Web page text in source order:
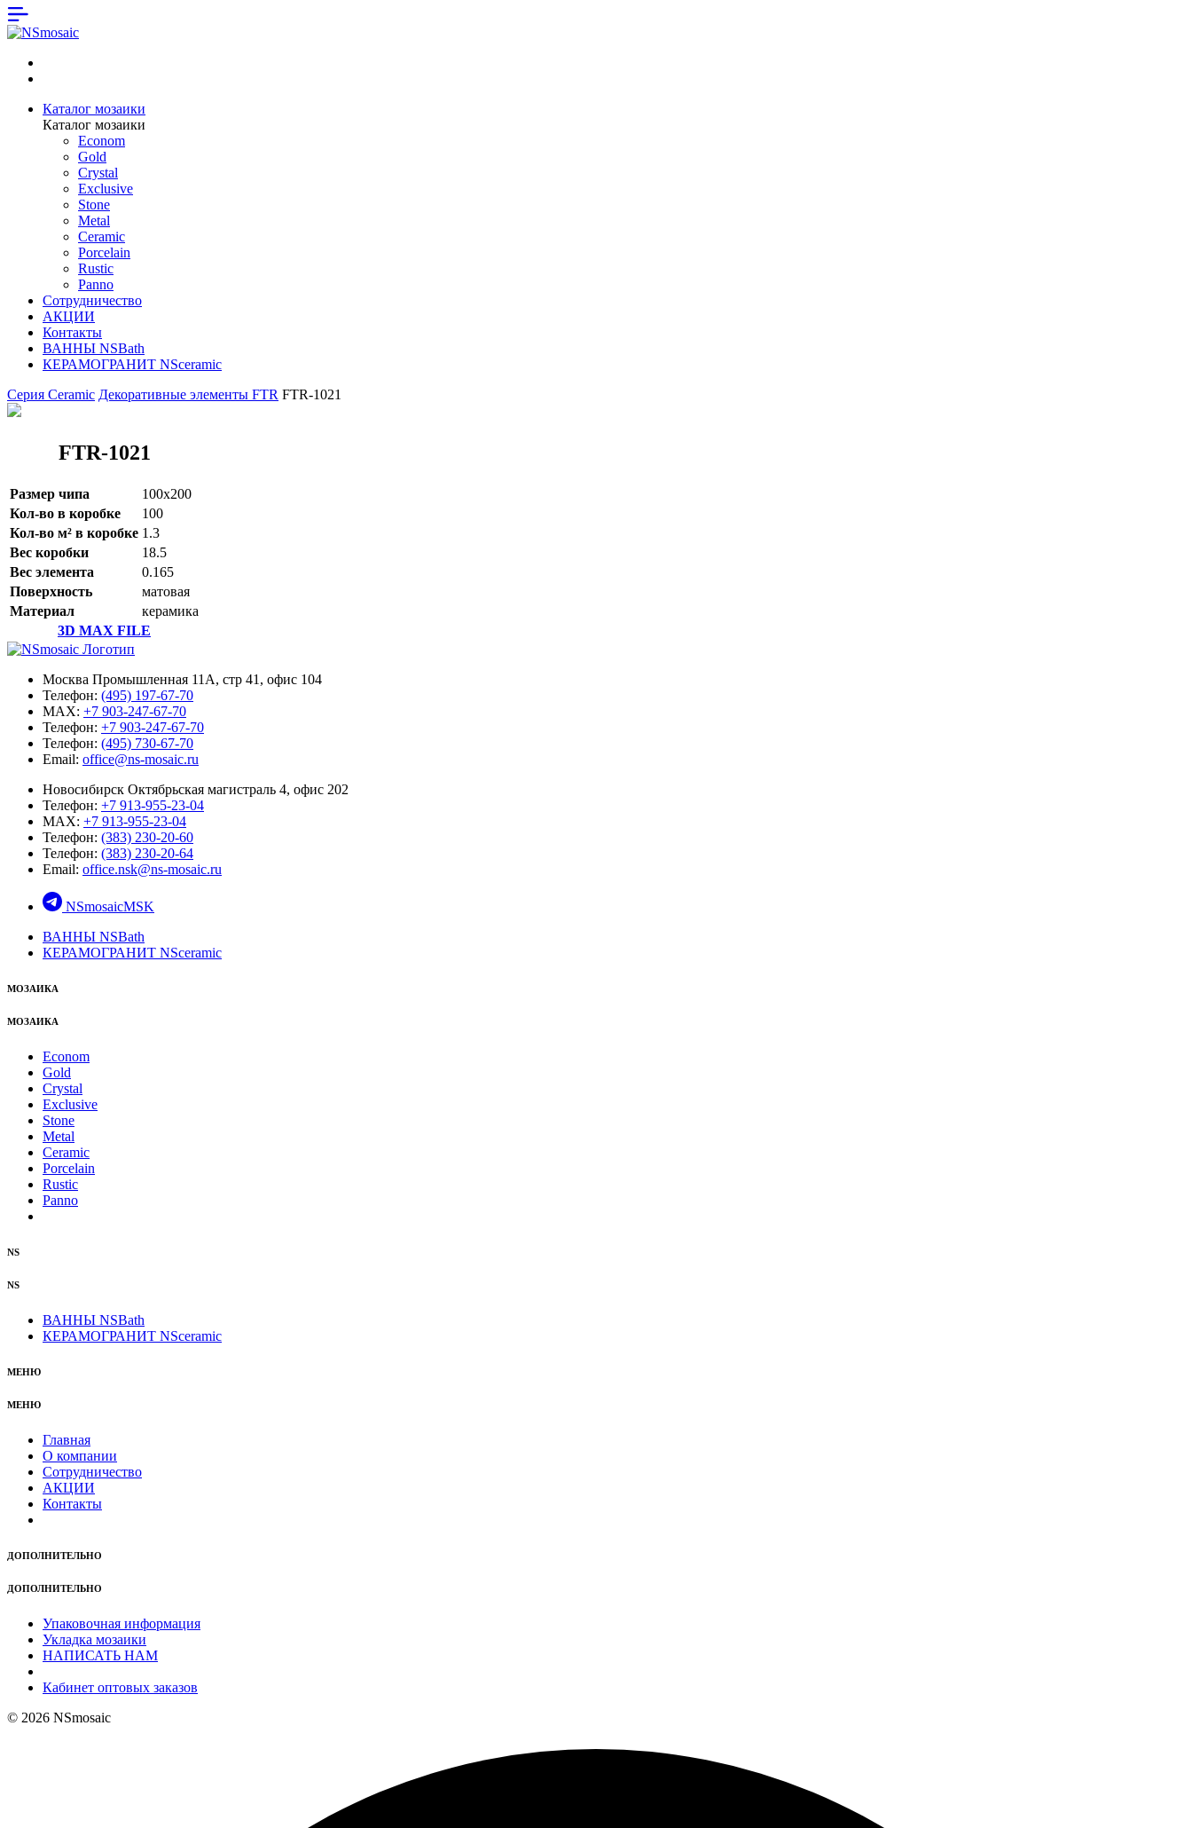
Каталог мозаики
Каталог мозаики
Econom
Gold
Crystal
Exclusive
Stone
Metal
Ceramic
Porcelain
Rustic
Panno
Сотрудничество
АКЦИИ
Контакты
ВАННЫ NSBath
КЕРАМОГРАНИТ NSceramic
Серия Ceramic Декоративные элементы FTR FTR-1021
FTR-1021
Размер чипа
100x200
Кол-во в коробке
100
Кол-во м² в коробке 1.3
Вес коробки
18.5
Вес элемента
0.165
Поверхность
матовая
Материал
керамика
3D MAX FILE
Москва Промышленная 11А, стр 41, офис 104
Телефон: (495) 197-67-70
MAX: +7 903-247-67-70
Телефон: +7 903-247-67-70
Телефон: (495) 730-67-70
Email: office@ns-mosaic.ru
Новосибирск Октябрьская магистраль 4, офис 202
Телефон: +7 913-955-23-04
MAX: +7 913-955-23-04
Телефон: (383) 230-20-60
Телефон: (383) 230-20-64
Email: office.nsk@ns-mosaic.ru
NSmosaicMSK
ВАННЫ NSBath
КЕРАМОГРАНИТ NSceramic
МОЗАИКА
МОЗАИКА
Econom
Gold
Crystal
Exclusive
Stone
Metal
Ceramic
Porcelain
Rustic
Panno
NS
NS
ВАННЫ NSBath
КЕРАМОГРАНИТ NSceramic
МЕНЮ
МЕНЮ
Главная
О компании
Сотрудничество
АКЦИИ
Контакты
ДОПОЛНИТЕЛЬНО
ДОПОЛНИТЕЛЬНО
Упаковочная информация
Укладка мозаики
НАПИСАТЬ НАМ
Кабинет оптовых заказов
© 2026 NSmosaic